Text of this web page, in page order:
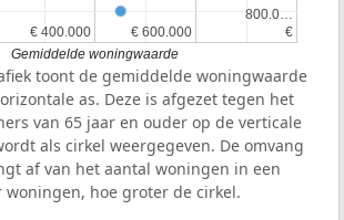
€ 400.000
€ 400.000 € 600.000
€ 600.000 €
€
800.0…
800.0…
Gemiddelde woningwaarde
toont de gemiddelde woningwaarde
as. Deze is afgezet tegen het
van 65 jaar en ouder op de verticale
als cirkel weergegeven. De omvang
af van het aantal woningen in een
woningen, hoe groter de cirkel.